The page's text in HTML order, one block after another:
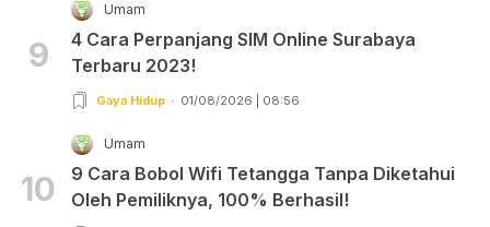
9
Umam
4 Cara Perpanjang SIM Online Surabaya
Terbaru 2023!
Gaya Hidup 01/08/2026 | 08:56
10
Umam
9 Cara Bobol Wifi Tetangga Tanpa Diketahui
Oleh Pemiliknya, 100% Berhasil!